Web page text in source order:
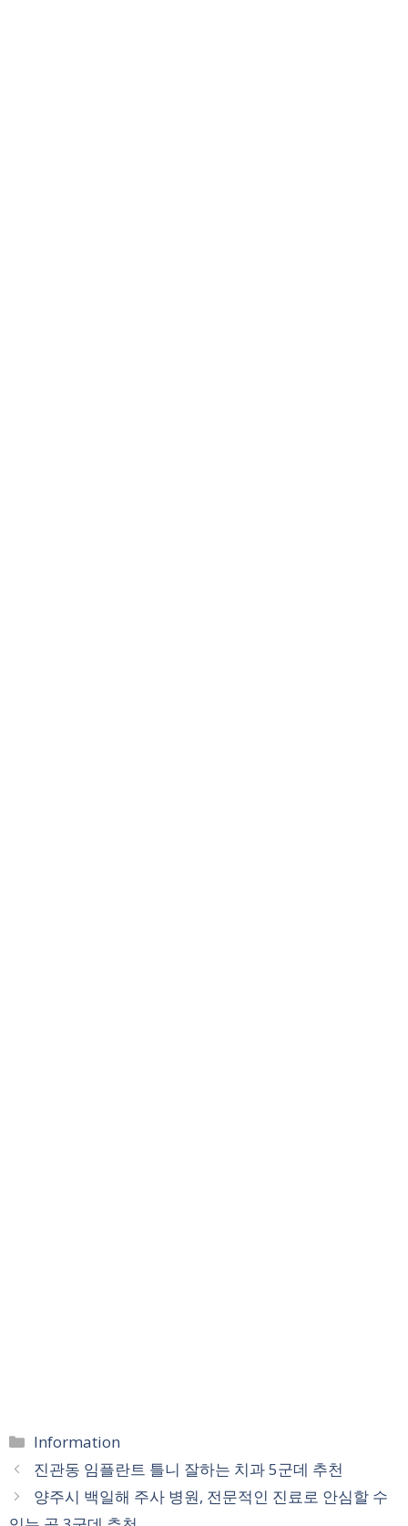
카
테
고
리
Information
진관동 임플란트 틀니 잘하는 치과 5군데 추천
양주시 백일해 주사 병원, 전문적인 진료로 안심할 수